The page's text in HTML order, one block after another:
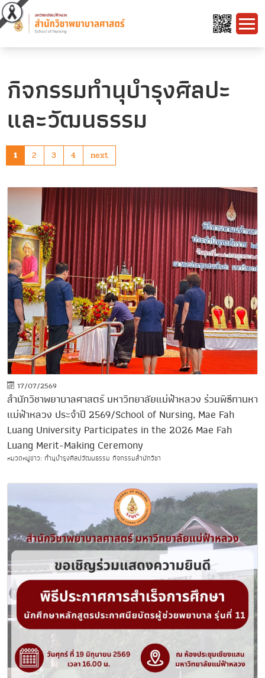
กิจกรรมทำนุบำรุงศิลปะ
และวัฒนธรรม
1 2 3 4 next
17/07/2569
สำนักวิชาพยาบาลศาสตร์ มหาวิทยาลัยแม่ฟ้าหลวง ร่วมพิธีทานหา
แม่ฟ้าหลวง ประจำปี 2569/School of Nursing, Mae Fah
Luang University Participates in the 2026 Mae Fah
Luang Merit-Making Ceremony
หมวดหมู่ข่าว: ทำนุบำรุงศิลปวัฒนธรรม กิจกรรมสำนักวิชา